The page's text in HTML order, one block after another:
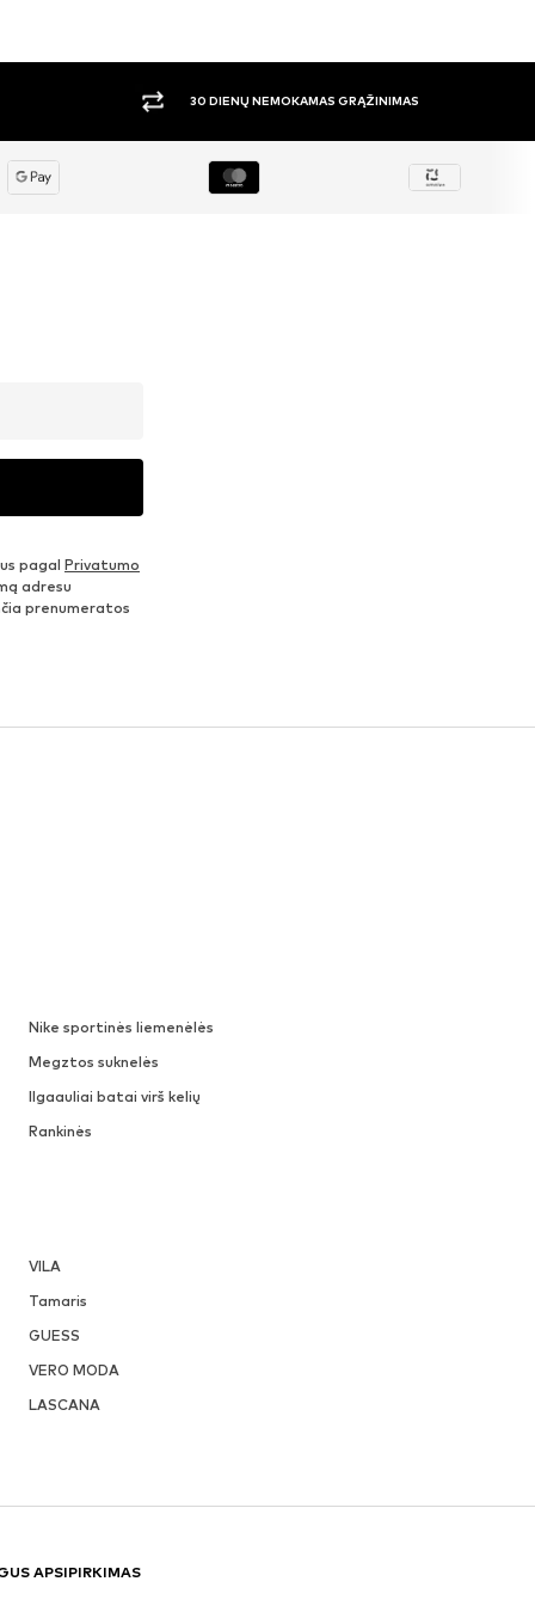
DIDELIS PASIRINKIMAS
pagal Privatumo
adresu
prenumeratos
Nike sportinės liemenėlės
Megztos suknelės
Ilgaauliai batai virš kelių
Rankinės
VILA
Tamaris
GUESS
VERO MODA
LASCANA
APSIPIRKIMAS